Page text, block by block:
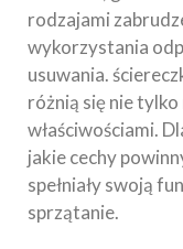
rodzajami
wykorzystania
usuwania.
różnią się nie
właściwościami.
jakie cechy
spełniały swoją
sprzątanie.